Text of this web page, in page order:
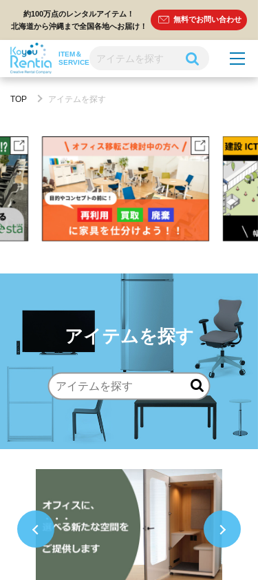
約100万点のレンタルアイテム！
北海道から沖縄まで全国各地へお届け！
無料でお問い合わせ
ITEM＆
SERVICE
TOP アイテムを探す
アイテムを探す
Previo
us
Next